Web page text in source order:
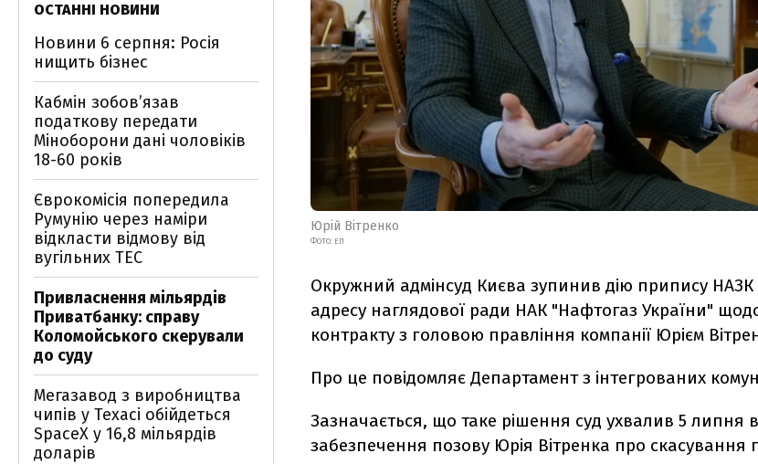
Юрій Вітренко
ФОТО: ЕП
Окружний адмінсуд Києва зупинив дію припису НАЗК
адресу наглядової ради НАК "Нафтогаз України"
контракту з головою правління компанії Юрієм
Про це повідомляє Департамент з інтегрованих
Зазначається, що таке рішення суд ухвалив 5 липня
забезпечення позову Юрія Вітренка про скасування
ОСТАННІ НОВИНИ
Новини 6 серпня: Росія
нищить бізнес
Кабмін зобовʼязав
податкову передати
Міноборони дані чоловіків
18-60 років
Єврокомісія попередила
Румунію через наміри
відкласти відмову від
вугільних ТЕС
Привласнення мільярдів
Приватбанку: справу
Коломойського скерували
до суду
Мегазавод з виробництва
чипів у Техасі обійдеться
SpaceX у 16,8 мільярдів
доларів